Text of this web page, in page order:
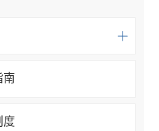
南
度